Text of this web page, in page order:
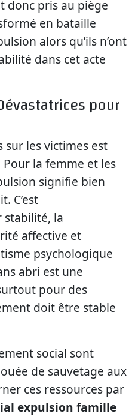
donc pris au piège
en bataille
alors qu’ils n’ont
dans cet acte
pour
sur les victimes est
la femme et les
signifie bien
C’est
stabilité, la
affective et
psychologique
abri est une
pour des
doit être stable
social sont
de sauvetage aux
ces ressources par
expulsion famille